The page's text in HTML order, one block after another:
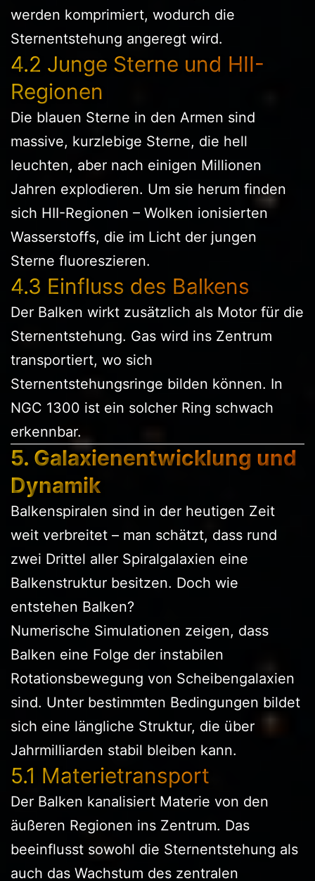
werden komprimiert, wodurch die
Sternentstehung angeregt wird.
4.2 Junge Sterne und HII-
Regionen
Die blauen Sterne in den Armen sind
massive, kurzlebige Sterne, die hell
leuchten, aber nach einigen Millionen
Jahren explodieren. Um sie herum finden
sich HII-Regionen – Wolken ionisierten
Wasserstoffs, die im Licht der jungen
Sterne fluoreszieren.
4.3 Einfluss des Balkens
Der Balken wirkt zusätzlich als Motor für die
Sternentstehung. Gas wird ins Zentrum
transportiert, wo sich
Sternentstehungsringe bilden können. In
NGC 1300 ist ein solcher Ring schwach
erkennbar.
5. Galaxienentwicklung und
Dynamik
Balkenspiralen sind in der heutigen Zeit
weit verbreitet – man schätzt, dass rund
zwei Drittel aller Spiralgalaxien eine
Balkenstruktur besitzen. Doch wie
entstehen Balken?
Numerische Simulationen zeigen, dass
Balken eine Folge der instabilen
Rotationsbewegung von Scheibengalaxien
sind. Unter bestimmten Bedingungen bildet
sich eine längliche Struktur, die über
Jahrmilliarden stabil bleiben kann.
5.1 Materietransport
Der Balken kanalisiert Materie von den
äußeren Regionen ins Zentrum. Das
beeinflusst sowohl die Sternentstehung als
auch das Wachstum des zentralen